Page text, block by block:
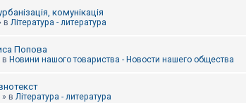
комунікація
в Література - литература
Попова
в Новини нашого товариства - Новости нашего общества
» в Література - литература